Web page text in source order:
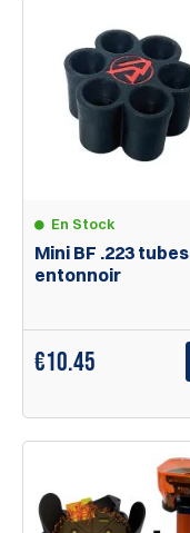
En Stock
Mini BF .223 tubes
entonnoir
€10.45